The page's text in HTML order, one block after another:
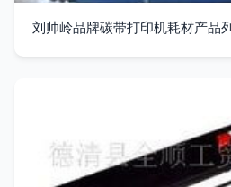
刘帅岭品牌碳带打印机耗材产品